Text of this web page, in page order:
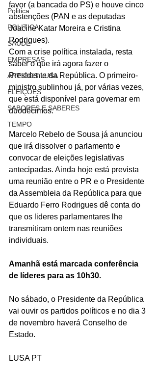
Politica
POLITICA
SAÚDE
EMPRESAS
ARTIGOS LUSA
ELEIÇÕES
SABORES E SABERES
TEMPO
favor (a bancada do PS) e houve cinco
abstenções (PAN e as deputadas
Joacine Katar Moreira e Cristina
Rodrigues).
Com a crise política instalada, resta
saber o que irá agora fazer o
Presidente da República. O primeiro-
ministro sublinhou já, por várias vezes,
que está disponível para governar em
duodécimos.
Marcelo Rebelo de Sousa já anunciou
que irá dissolver o parlamento e
convocar de eleições legislativas
antecipadas. Ainda hoje está prevista
uma reunião entre o PR e o Presidente
da Assembleia da República para que
Eduardo Ferro Rodrigues dê conta do
que os lideres parlamentares lhe
transmitiram ontem nas reuniões
individuais.
Amanhã está marcada conferência
de líderes para as 10h30.
No sábado, o Presidente da República
vai ouvir os partidos políticos e no dia 3
de novembro haverá Conselho de
Estado.
LUSA PT